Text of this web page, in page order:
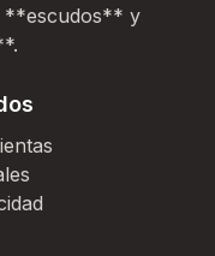
**escudos** y